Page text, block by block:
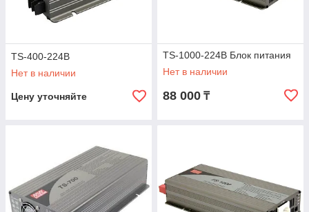
TS-400-224B
Нет в наличии
Цену уточняйте
TS-1000-224B Блок питания
Нет в наличии
88 000 ₸